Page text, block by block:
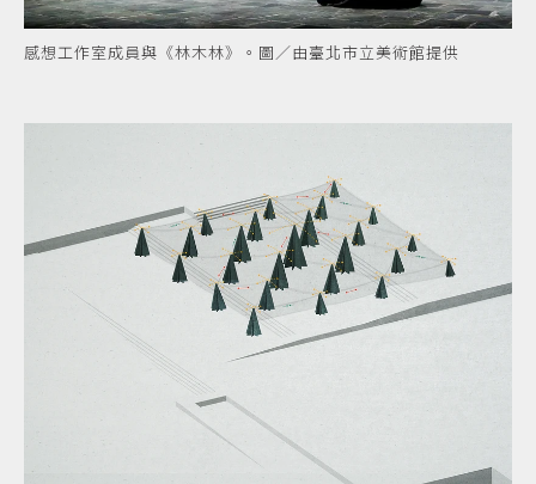
感想工作室成員與《林木林》。圖／由臺北市立美術館提供